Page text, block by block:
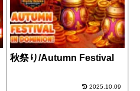
秋祭り/Autumn Festival
2025.10.09